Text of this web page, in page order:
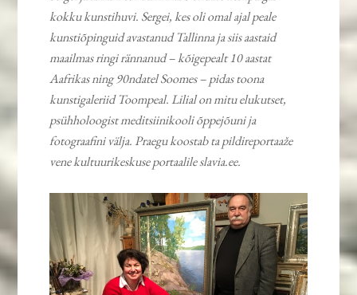
kokku kunstihuvi. Sergei, kes oli omal ajal peale
kunstiõpinguid avastanud Tallinna ja siis aastaid
maailmas ringi rännanud – kõigepealt 10 aastat
Aafrikas ning 90ndatel Soomes – pidas toona
kunstigaleriid Toompeal. Lilial on mitu elukutset,
psühholoogist meditsiinikooli õppejõuni ja
fotograafini välja. Praegu koostab ta pildireportaaže
vene kultuurikeskuse portaalile slavia.ee.